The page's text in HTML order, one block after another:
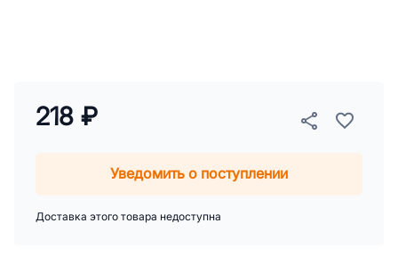
218 ₽
Уведомить о поступлении
Доставка этого товара недоступна